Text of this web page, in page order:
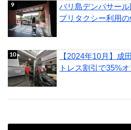
バリ島デンパサー
プリタクシー利用の
【2024年10月】成
トレス割引で35%